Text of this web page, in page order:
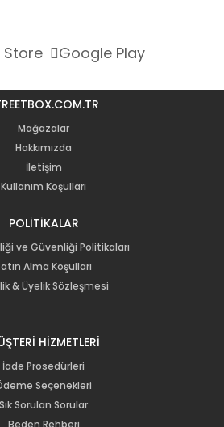
Store Google Play
Mağazalar
Hakkımızda
İletişim
Kullanım Koşulları
POLİTİKALAR
ve Güvenliği Politikaları
Alma Koşulları
& Üyelik Sözleşmesi
HİZMETLERİ
İade Prosedürleri
Seçenekleri
Sık Sorulan Sorular
Beden Rehberi